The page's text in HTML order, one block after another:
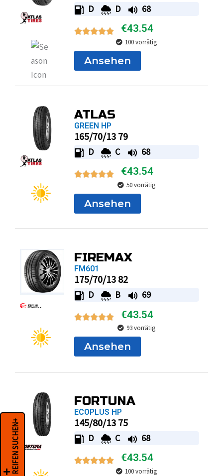
D D 68
€43.54
100 vorrätig
Ansehen
ATLAS
GREEN HP
165/70/13 79
D C 68
€43.54
50 vorrätig
Ansehen
FIREMAX
FM601
175/70/13 82
D B 69
€43.54
93 vorrätig
Ansehen
FORTUNA
ECOPLUS HP
145/80/13 75
D C 68
€43.54
100 vorrätig
REIFEN SUCHEN+